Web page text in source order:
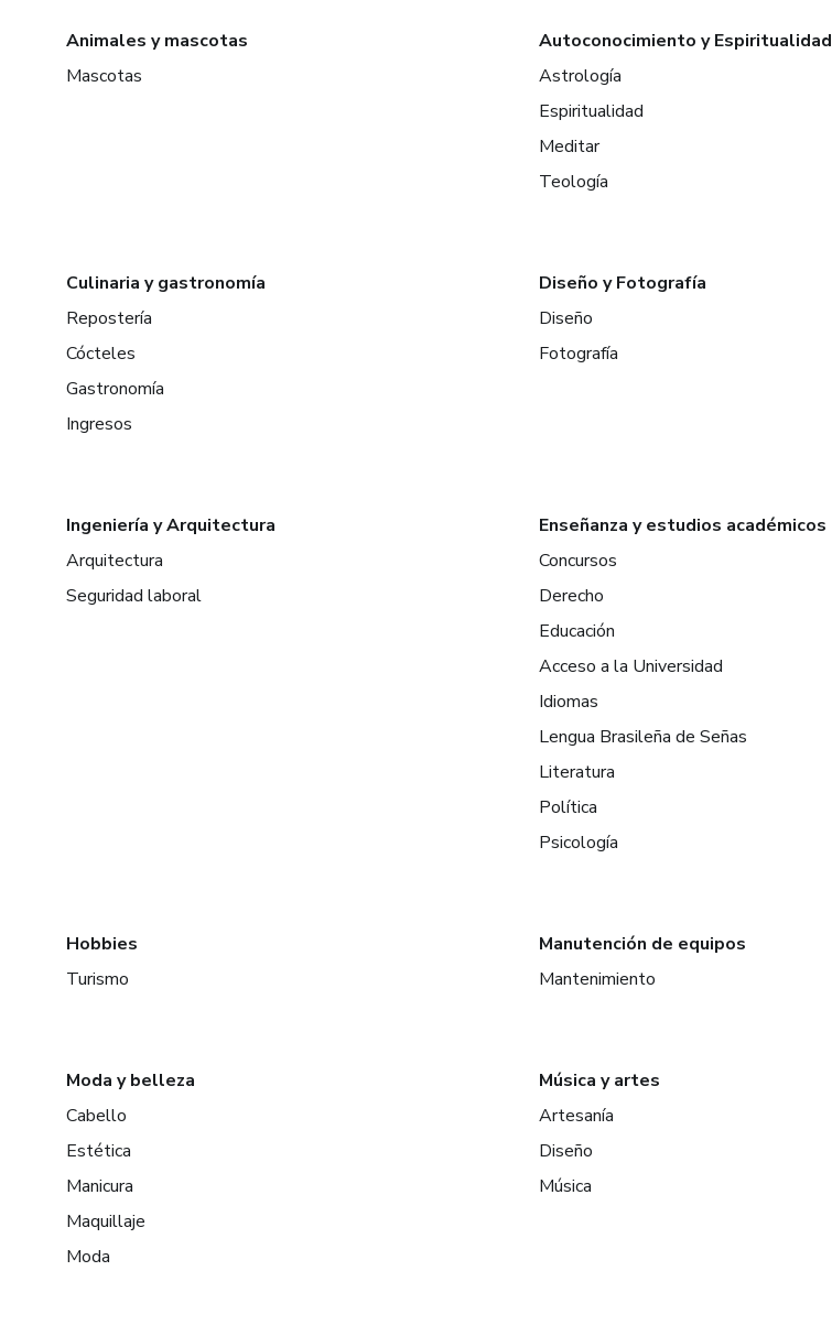
Animales y mascotas
Mascotas
Autoconocimiento y Espiritualidad
Astrología
Espiritualidad
Meditar
Teología
Culinaria y gastronomía
Repostería
Cócteles
Gastronomía
Ingresos
Diseño y Fotografía
Diseño
Fotografía
Ingeniería y Arquitectura
Arquitectura
Seguridad laboral
Enseñanza y estudios académicos
Concursos
Derecho
Educación
Acceso a la Universidad
Idiomas
Lengua Brasileña de Señas
Literatura
Política
Psicología
Hobbies
Turismo
Manutención de equipos
Mantenimiento
Moda y belleza
Cabello
Estética
Manicura
Maquillaje
Moda
Música y artes
Artesanía
Diseño
Música